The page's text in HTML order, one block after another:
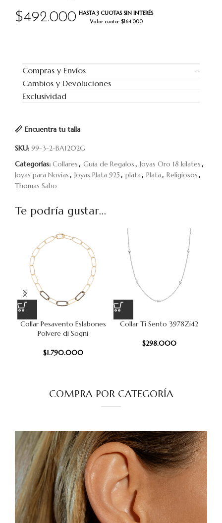
$492.000 HASTA 3 CUOTAS SIN INTERÉS
Valor cuota: $164.000
Encuentra tu talla
Compras y Envíos
Cambios y Devoluciones
Exclusividad
SKU: 99-3-2-BA1202G
Categorías: Collares, Guía de Regalos, Joyas Oro 18 kilates,
Joyas para Novias, Joyas Plata 925, plata, Plata, Religiosos,
Thomas Sabo
Te podría gustar...
Collar Pesavento Eslabones
Polvere di Sogni
$1.790.000
Collar Ti Sento 3978Zi42
$298.000
COMPRA POR CATEGORÍA